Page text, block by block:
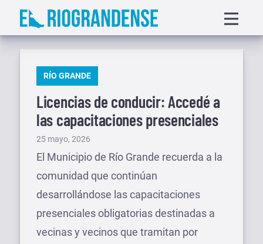
Saltar
menu
PUBLICADO
RÍO GRANDE
Licencias de conducir: Accedé a
las capacitaciones presenciales
Publicado
el
25 mayo, 2026
El Municipio de Río Grande recuerda a la
comunidad que continúan
desarrollándose las capacitaciones
presenciales obligatorias destinadas a
vecinas y vecinos que tramitan por